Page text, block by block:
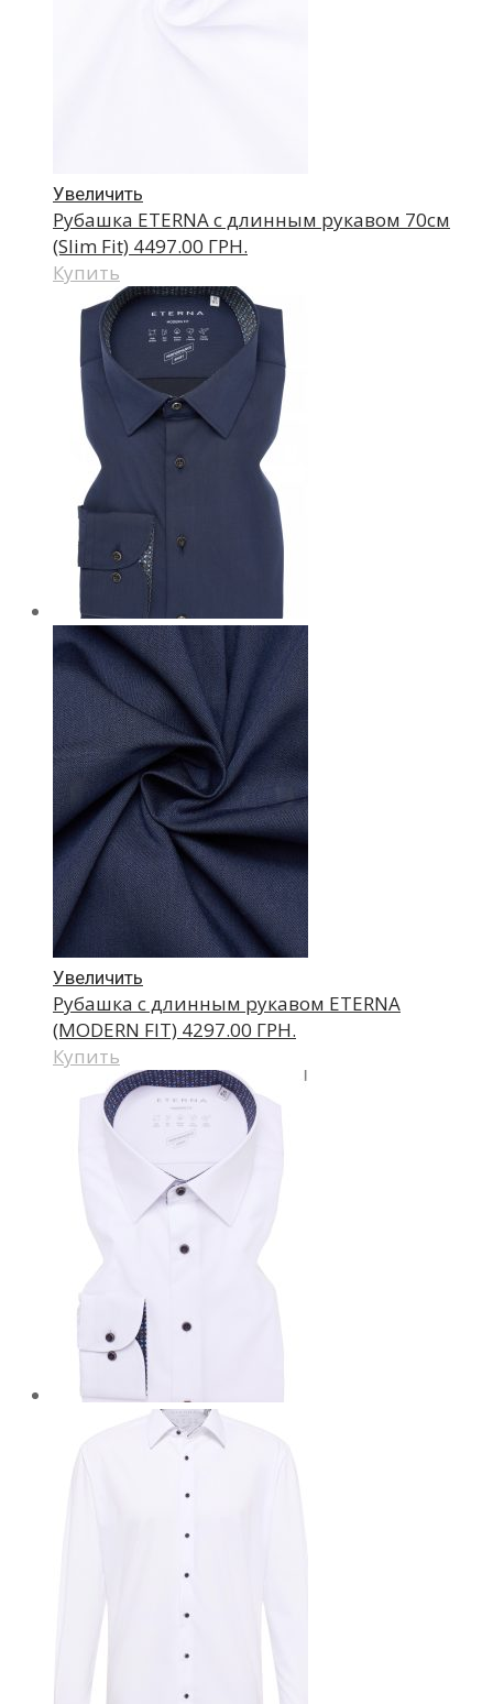
Увеличить
Рубашка ETERNA с длинным рукавом 70см
(Slim Fit) 4497.00 ГРН.
Купить
Увеличить
Рубашка с длинным рукавом ETERNA
(MODERN FIT) 4297.00 ГРН.
Купить